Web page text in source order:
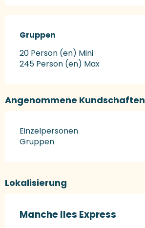
Gruppen
Gruppen
20 Person (en) Mini
245 Person (en) Max
Angenommene Kundschaften
Einzelpersonen
Gruppen
Lokalisierung
Manche Iles Express